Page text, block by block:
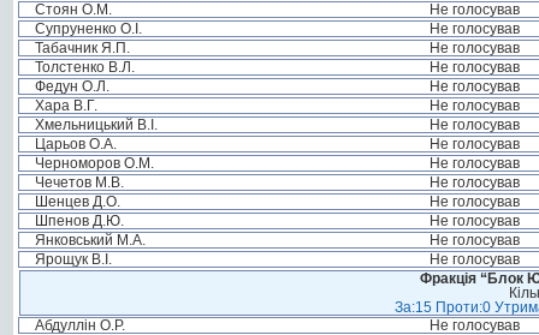
Стоян О.М.
Не голосував
Супруненко О.І.
Не голосував
Табачник Я.П.
Не голосував
Толстенко В.Л.
Не голосував
Федун О.Л.
Не голосував
Хара В.Г.
Не голосував
Хмельницький В.І.
Не голосував
Царьов О.А.
Не голосував
Черноморов О.М.
Не голосував
Чечетов М.В.
Не голосував
Шенцев Д.О.
Не голосував
Шпенов Д.Ю.
Не голосував
Янковський М.А.
Не голосував
Ярощук В.І.
Не голосував
Фракція “Блок
За:15 Проти:0
Абдуллін О.Р.
Не голосував